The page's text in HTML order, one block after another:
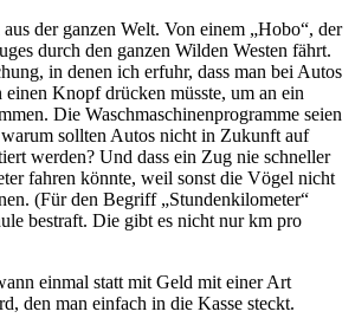
der ganzen Welt. Von einem „Hobo“, der
durch den ganzen Wilden Westen fährt.
in denen ich erfuhr, dass man bei Autos
Knopf drücken müsste, um an ein
Die Waschmaschinenprogramme seien
sollten Autos nicht in Zukunft auf
werden? Und dass ein Zug nie schneller
fahren könnte, weil sonst die Vögel nicht
(Für den Begriff „Stundenkilometer“
bestraft. Die gibt es nicht nur km pro
einmal statt mit Geld mit einer Art
den man einfach in die Kasse steckt.